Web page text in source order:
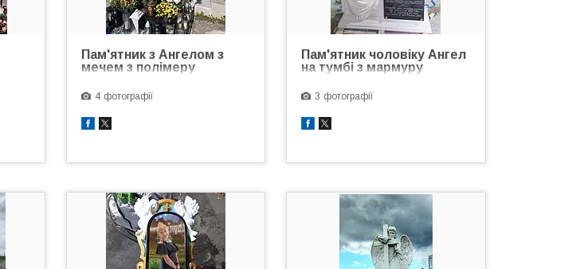
Пам'ятник з Ангелом з
мечем з полімеру
4
Пам'ятник чоловіку Ангел
на тумбі з мармуру
3